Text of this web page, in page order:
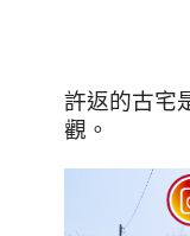
許返的古宅
觀 。